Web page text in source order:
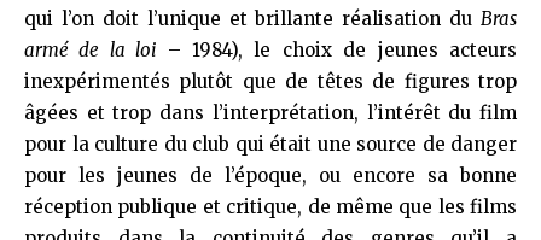
qui l’on doit l’unique et brillante réalisation du Bras
armé de la loi – 1984), le choix de jeunes acteurs
inexpérimentés plutôt que de têtes de figures trop
âgées et trop dans l’interprétation, l’intérêt du film
pour la culture du club qui était une source de danger
pour les jeunes de l’époque, ou encore sa bonne
réception publique et critique, de même que les films